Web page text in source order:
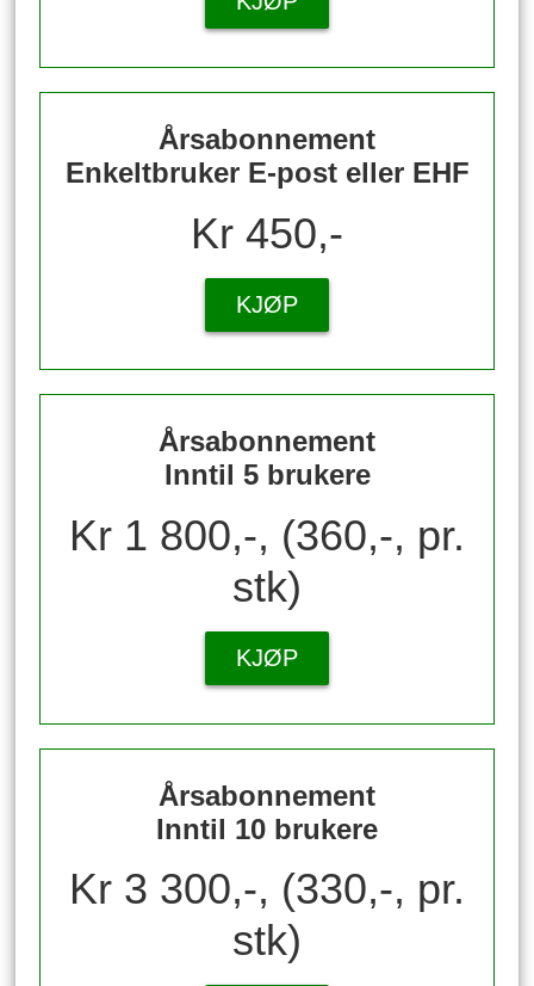
Årsabonnement
Enkeltbruker E-post eller EHF
Kr 450,-
KJØP
Årsabonnement
Inntil 5 brukere
Kr 1 800,-, (360,-, pr.
stk)
KJØP
Årsabonnement
Inntil 10 brukere
Kr 3 300,-, (330,-, pr.
stk)